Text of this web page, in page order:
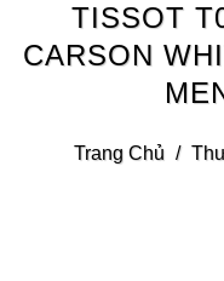
TISSOT
CARSON
Trang Chủ /